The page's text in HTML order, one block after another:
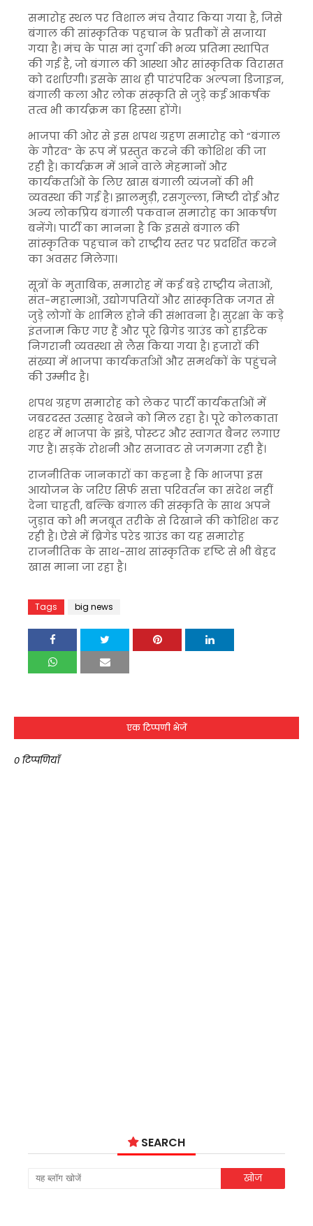
समारोह स्थल पर विशाल मंच तैयार किया गया है, जिसे
बंगाल की सांस्कृतिक पहचान के प्रतीकों से सजाया
गया है। मंच के पास मां दुर्गा की भव्य प्रतिमा स्थापित
की गई है, जो बंगाल की आस्था और सांस्कृतिक विरासत
को दर्शाएगी। इसके साथ ही पारंपरिक अल्पना डिजाइन,
बंगाली कला और लोक संस्कृति से जुड़े कई आकर्षक
तत्व भी कार्यक्रम का हिस्सा होंगे।
भाजपा की ओर से इस शपथ ग्रहण समारोह को “बंगाल
के गौरव” के रूप में प्रस्तुत करने की कोशिश की जा
रही है। कार्यक्रम में आने वाले मेहमानों और
कार्यकर्ताओं के लिए खास बंगाली व्यंजनों की भी
व्यवस्था की गई है। झालमुड़ी, रसगुल्ला, मिष्टी दोई और
अन्य लोकप्रिय बंगाली पकवान समारोह का आकर्षण
बनेंगे। पार्टी का मानना है कि इससे बंगाल की
सांस्कृतिक पहचान को राष्ट्रीय स्तर पर प्रदर्शित करने
का अवसर मिलेगा।
सूत्रों के मुताबिक, समारोह में कई बड़े राष्ट्रीय नेताओं,
संत-महात्माओं, उद्योगपतियों और सांस्कृतिक जगत से
जुड़े लोगों के शामिल होने की संभावना है। सुरक्षा के कड़े
इंतजाम किए गए हैं और पूरे ब्रिगेड ग्राउंड को हाईटेक
निगरानी व्यवस्था से लैस किया गया है। हजारों की
संख्या में भाजपा कार्यकर्ताओं और समर्थकों के पहुंचने
की उम्मीद है।
शपथ ग्रहण समारोह को लेकर पार्टी कार्यकर्ताओं में
जबरदस्त उत्साह देखने को मिल रहा है। पूरे कोलकाता
शहर में भाजपा के झंडे, पोस्टर और स्वागत बैनर लगाए
गए हैं। सड़कें रोशनी और सजावट से जगमगा रही हैं।
राजनीतिक जानकारों का कहना है कि भाजपा इस
आयोजन के जरिए सिर्फ सत्ता परिवर्तन का संदेश नहीं
देना चाहती, बल्कि बंगाल की संस्कृति के साथ अपने
जुड़ाव को भी मजबूत तरीके से दिखाने की कोशिश कर
रही है। ऐसे में ब्रिगेड परेड ग्राउंड का यह समारोह
राजनीतिक के साथ-साथ सांस्कृतिक दृष्टि से भी बेहद
खास माना जा रहा है।
Tags big news
एक टिप्पणी भेजें
0 टिप्पणियाँ
SEARCH